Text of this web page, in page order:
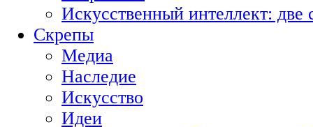
Искусственный интеллект:
Скрепы
Медиа
Наследие
Искусство
Идеи